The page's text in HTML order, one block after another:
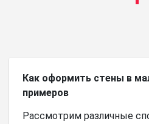
Как оформить стены в
примеров
Рассмотрим различные